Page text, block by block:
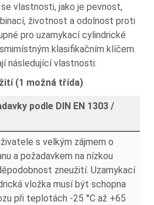
vlastnosti, jako je pevnost,
životnost a odolnost proti
pro uzamykací cylindrické
klasifikačním klíčem.
následující vlastnosti:
(1 možná třída)
podle DIN EN 1303 /
s velkým zájmem o
a požadavkem na nízkou
zneužití. Uzamykací
vložka musí být schopna
při teplotách -25 °C až +65